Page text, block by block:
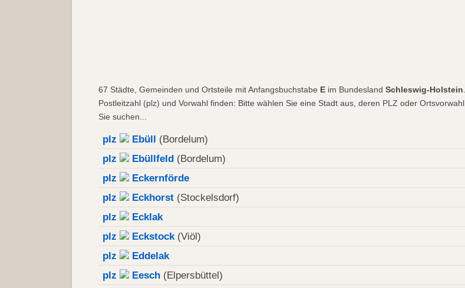
67 Städte, Gemeinden und Ortsteile mit Anfangsbuchstabe E im Bundesland Schleswig-Holstein
Postleitzahl (plz) und Vorwahl finden: Bitte wählen Sie eine Stadt aus, deren PLZ oder Ortsvorwahl
Sie suchen...
plz Ebüll (Bordelum)
plz
Ebüllfeld (Bordelum)
plz
Eckernförde
plz
Eckhorst (Stockelsdorf)
plz
Ecklak
plz
Eckstock(Viöl)
plz
Eddelak
plz
Eesch (Elpersbüttel)